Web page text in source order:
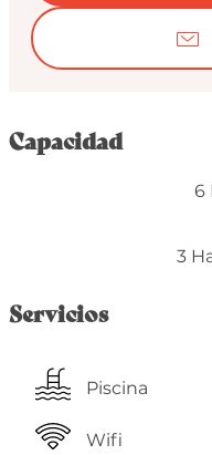
Capacidad
6
3
Servicios
Piscina
Wifi